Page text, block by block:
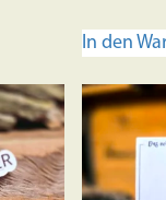
In den